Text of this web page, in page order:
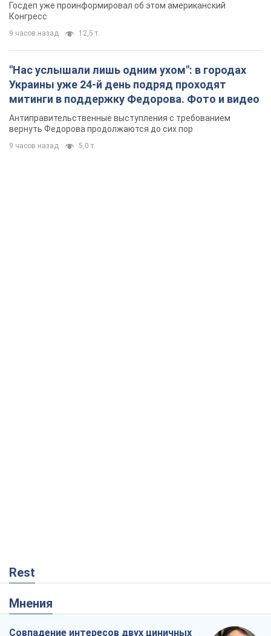
Госдеп уже проинформировал об этом американский
Конгресс
9 часов назад 12,5 т.
"Нас услышали лишь одним ухом": в городах
Украины уже 24-й день подряд проходят
митинги в поддержку Федорова. Фото и видео
Антиправительственные выступления с требованием
вернуть Федорова продолжаются до сих пор
9 часов назад 5,0 т.
Rest
Мнения
Совпадение интересов двух циничных